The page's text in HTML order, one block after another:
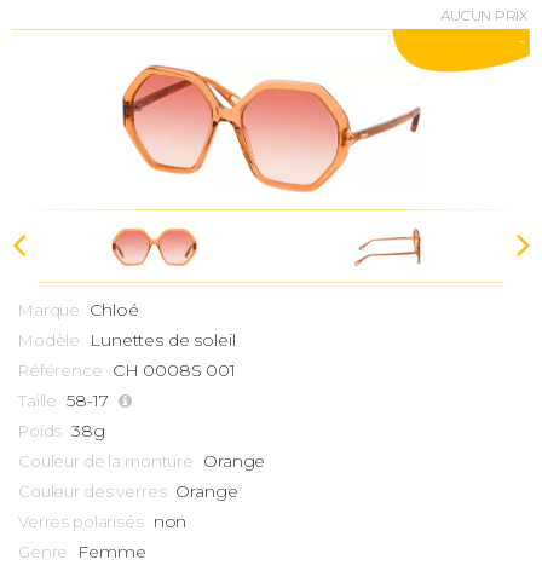
AUCUN PRIX
-
Marque Chloé
Modèle Lunettes de soleil
Référence CH 0008S 001
Taille 58-17
Poids 38g
Couleur de la monture Orange
Couleur des verres Orange
Verres polarisés non
Genre Femme